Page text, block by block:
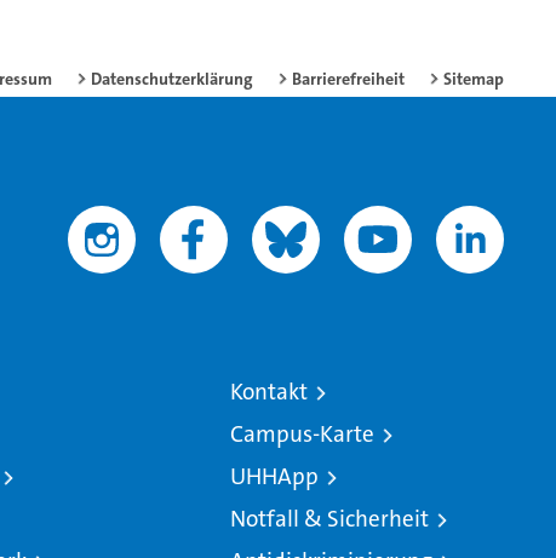
Datenschutzerklärung Barrierefreiheit Sitemap
Kontakt
Campus-Karte
UHHApp
Notfall & Sicherheit